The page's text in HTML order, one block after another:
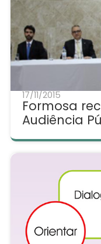
17/11/2015
Formosa
Audiência